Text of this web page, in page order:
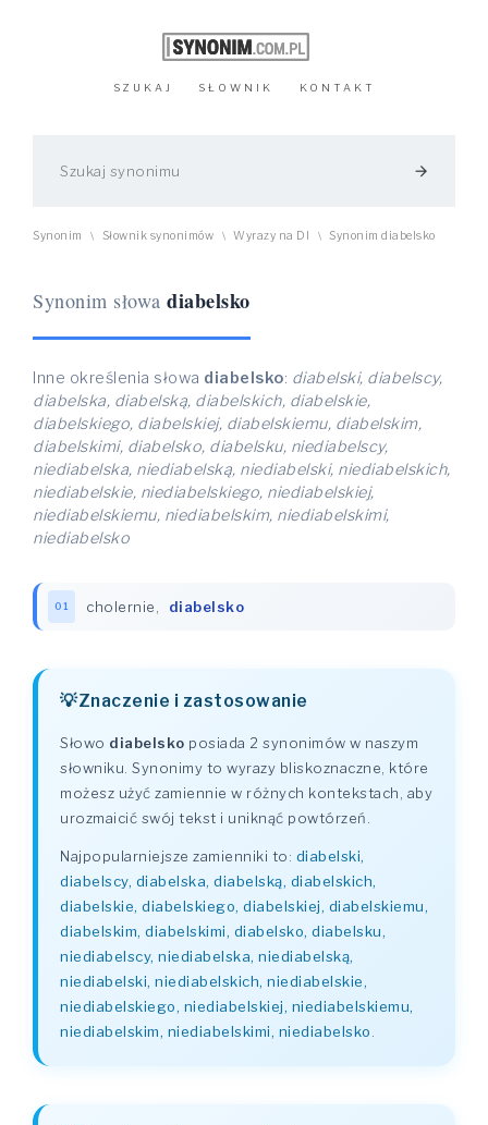
SZUKAJ SŁOWNIK KONTAKT
arrow_forward
Synonim \ Słownik synonimów \ Wyrazy na DI \ Synonim diabelsko
Synonim słowa diabelsko
Inne określenia słowa diabelsko: diabelski, diabelscy,
diabelska, diabelską, diabelskich, diabelskie,
diabelskiego, diabelskiej, diabelskiemu, diabelskim,
diabelskimi, diabelsko, diabelsku, niediabelscy,
niediabelska, niediabelską, niediabelski, niediabelskich,
niediabelskie, niediabelskiego, niediabelskiej,
niediabelskiemu, niediabelskim, niediabelskimi,
niediabelsko
01 cholernie diabelsko
Znaczenie i zastosowanie
Słowo diabelsko posiada 2 synonimów w naszym
słowniku. Synonimy to wyrazy bliskoznaczne, które
możesz użyć zamiennie w różnych kontekstach, aby
urozmaicić swój tekst i uniknąć powtórzeń.
Najpopularniejsze zamienniki to: diabelski,
diabelscy, diabelska, diabelską, diabelskich,
diabelskie, diabelskiego, diabelskiej, diabelskiemu,
diabelskim, diabelskimi, diabelsko, diabelsku,
niediabelscy, niediabelska, niediabelską,
niediabelski, niediabelskich, niediabelskie,
niediabelskiego, niediabelskiej, niediabelskiemu,
niediabelskim, niediabelskimi, niediabelsko